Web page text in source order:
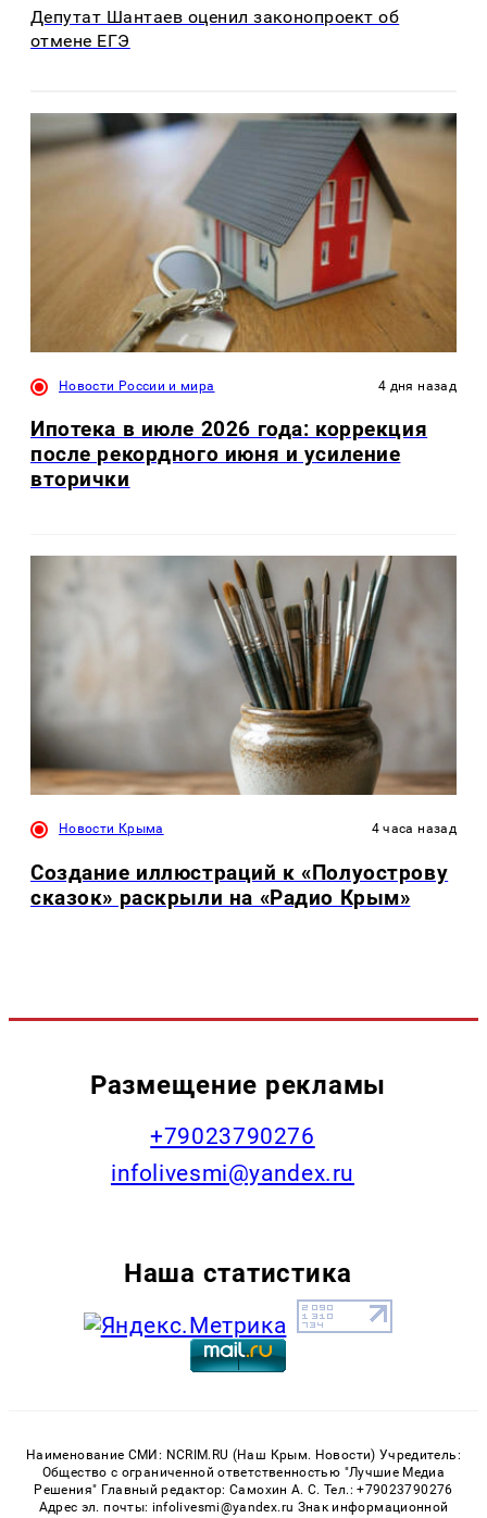
Депутат Шантаев оценил законопроект об
отмене ЕГЭ
Новости России и мира 4 дня назад
Ипотека в июле 2026 года: коррекция
после рекордного июня и усиление
вторички
Новости Крыма 4 часа назад
Создание иллюстраций к «Полуострову
сказок» раскрыли на «Радио Крым»
Размещение рекламы
+79023790276
infolivesmi@yandex.ru
Наша статистика
Наименование СМИ: NCRIM.RU (Наш Крым. Новости) Учредитель:
Общество с ограниченной ответственностью "Лучшие Медиа
Решения" Главный редактор: Самохин А. С. Тел.: +79023790276
Адрес эл. почты: infolivesmi@yandex.ru Знак информационной